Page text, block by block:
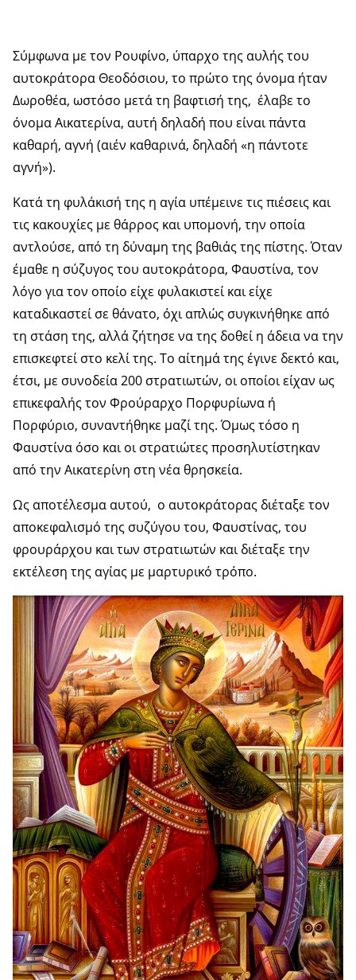
Σύμφωνα με τον Ρουφίνο, ύπαρχο της αυλής του
αυτοκράτορα Θεοδόσιου, το πρώτο της όνομα ήταν
Δωροθέα, ωστόσο μετά τη βαφτισή της, έλαβε το
όνομα Αικατερίνα, αυτή δηλαδή που είναι πάντα
καθαρή, αγνή (αιέν καθαρινά, δηλαδή «η πάντοτε
αγνή»).
Κατά τη φυλάκισή της η αγία υπέμεινε τις πιέσεις και
τις κακουχίες με θάρρος και υπομονή, την οποία
αντλούσε, από τη δύναμη της βαθιάς της πίστης. Όταν
έμαθε η σύζυγος του αυτοκράτορα, Φαυστίνα, τον
λόγο για τον οποίο είχε φυλακιστεί και είχε
καταδικαστεί σε θάνατο, όχι απλώς συγκινήθηκε από
τη στάση της, αλλά ζήτησε να της δοθεί η άδεια να την
επισκεφτεί στο κελί της. Το αίτημά της έγινε δεκτό και,
έτσι, με συνοδεία 200 στρατιωτών, οι οποίοι είχαν ως
επικεφαλής τον Φρούραρχο Πορφυρίωνα ή
Πορφύριο, συναντήθηκε μαζί της. Όμως τόσο η
Φαυστίνα όσο και οι στρατιώτες προσηλυτίστηκαν
από την Αικατερίνη στη νέα θρησκεία.
Ως αποτέλεσμα αυτού, ο αυτοκράτορας διέταξε τον
αποκεφαλισμό της συζύγου του, Φαυστίνας, του
φρουράρχου και των στρατιωτών και διέταξε την
εκτέλεση της αγίας με μαρτυρικό τρόπο.